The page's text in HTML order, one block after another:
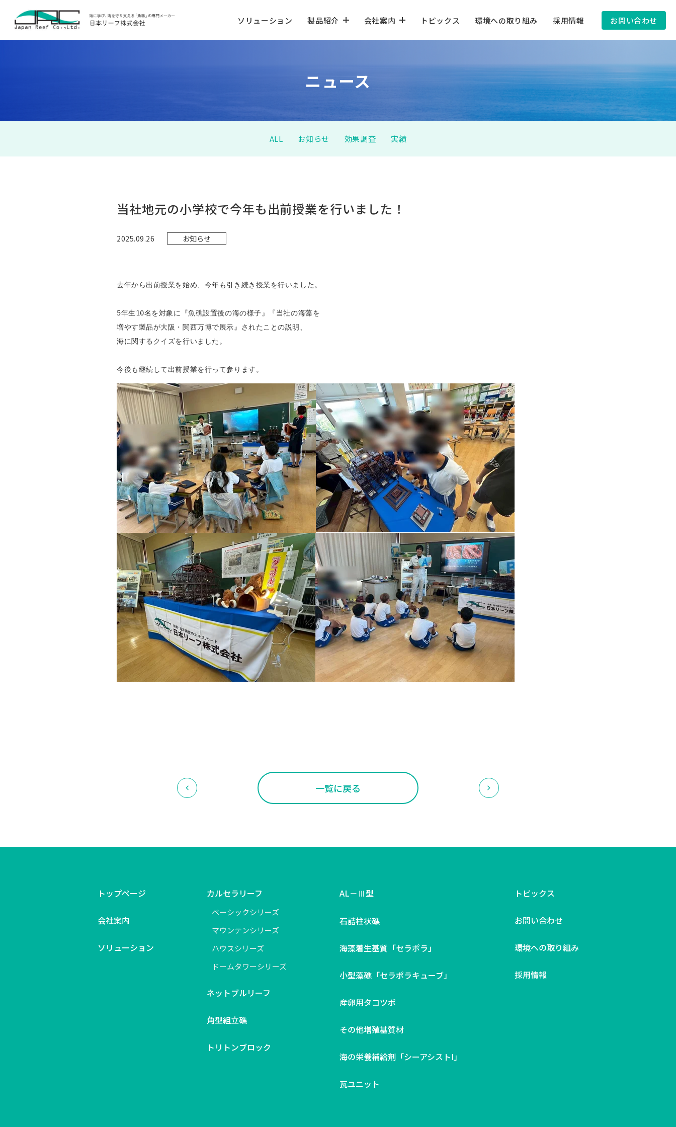
ソリューション 製品紹介 会社案内 トピックス 環境への取り組み 採用情報 お問い合わせ
ニュース
ALL お知らせ 効果調査 実績
当社地元の小学校で今年も出前授業を行いました！
2025.09.26 お知らせ
去年から出前授業を始め、今年も引き続き授業を行いました。
5年生10名を対象に『魚礁設置後の海の様子』『当社の海藻を
増やす製品が大阪・関西万博で展示』されたことの説明、
海に関するクイズを行いました。
今後も継続して出前授業を行って参ります。
一覧に戻る
トップページ
会社案内
ソリューション
カルセラリーフ
ベーシックシリーズ
マウンテンシリーズ
ハウスシリーズ
ドームタワーシリーズ
ネットブルリーフ
角型組立礁
トリトンブロック
AL－Ⅲ型
石詰柱状礁
海藻着生基質「セラポラ」
小型藻礁「セラポラキューブ」
産卵用タコツボ
その他増殖基質材
海の栄養補給剤「シーアシストI」
瓦ユニット
トピックス
お問い合わせ
環境への取り組み
採用情報